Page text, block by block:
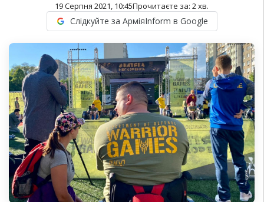
19 Серпня 2021, 10:45Прочитаєте за: 2хв.
Слідкуйте за АрміяInform в Google